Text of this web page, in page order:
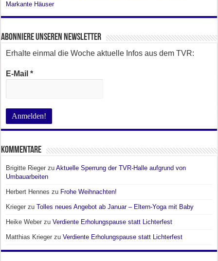
Markante Häuser
Abonniere unseren Newsletter
Erhalte einmal die Woche aktuelle Infos aus dem TVR:
E-Mail*
Kommentare
Brigitte Rieger zuAktuelle Sperrung der TVR-Halle aufgrund von
Umbauarbeiten
Herbert Hennes zu Frohe Weihnachten!
Krieger zuTolles neues Angebot ab Januar – Eltern-Yoga mit Baby
Heike Weber zuVerdiente Erholungspause statt Lichterfest
Matthias Krieger zuVerdiente Erholungspause statt Lichterfest